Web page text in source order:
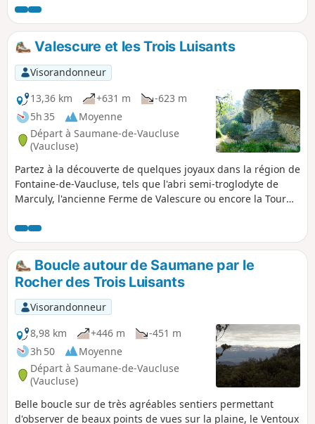
Comtat (la Sorgue) avec ses villages et au fond le Mont
Ventoux et les Dentelles de Montmirails. Vous redescendrez
ensuite vers le village de Saumane à travers un magnifique
patrimoine d’ouvrages en pierre sèche, murs, lauzes et
borie.
Valescure et les Trois Luisants
Visorandonneur
13,36 km
+631 m
-623 m
5h 35
Moyenne
Départ à Saumane-de-Vaucluse
(Vaucluse)
Partez à la découverte de quelques joyaux dans la région de
Fontaine-de-Vaucluse, tels que l'abri semi-troglodyte de
Marculy, l'ancienne Ferme de Valescure ou encore la Tour
les Trois Luisants.
Boucle autour de Saumane par le
Rocher des Trois Luisants
Visorandonneur
8,98 km
+446 m
-451 m
3h 50
Moyenne
Départ à Saumane-de-Vaucluse
(Vaucluse)
Belle boucle sur de très agréables sentiers permettant
d'observer de beaux points de vues sur la plaine, le Ventoux